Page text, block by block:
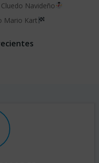
Navideño
Mario Kart